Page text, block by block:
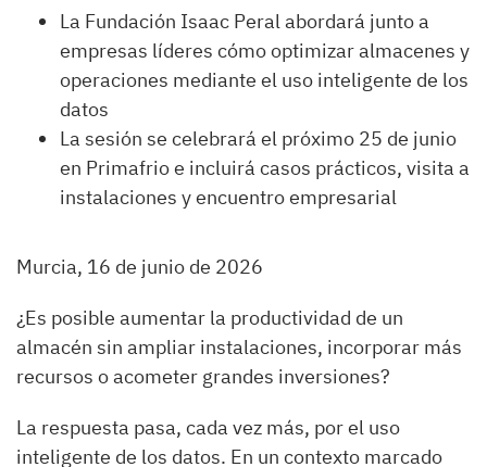
La Fundación Isaac Peral abordará junto a
empresas líderes cómo optimizar almacenes y
operaciones mediante el uso inteligente de los
datos
La sesión se celebrará el próximo 25 de junio
en Primafrio e incluirá casos prácticos, visita a
instalaciones y encuentro empresarial
Murcia, 16 de junio de 2026
¿Es posible aumentar la productividad de un
almacén sin ampliar instalaciones, incorporar más
recursos o acometer grandes inversiones?
La respuesta pasa, cada vez más, por el uso
inteligente de los datos. En un contexto marcado